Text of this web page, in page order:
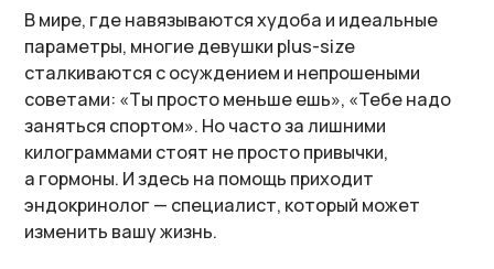
сталкиваются с осуждением и непрошеными
советами: «Ты просто меньше ешь», «Тебе надо
заняться спортом». Но часто за лишними
килограммами стоят не просто привычки,
а гормоны. И здесь на помощь приходит
эндокринолог — специалист, который может
изменить вашу жизнь.